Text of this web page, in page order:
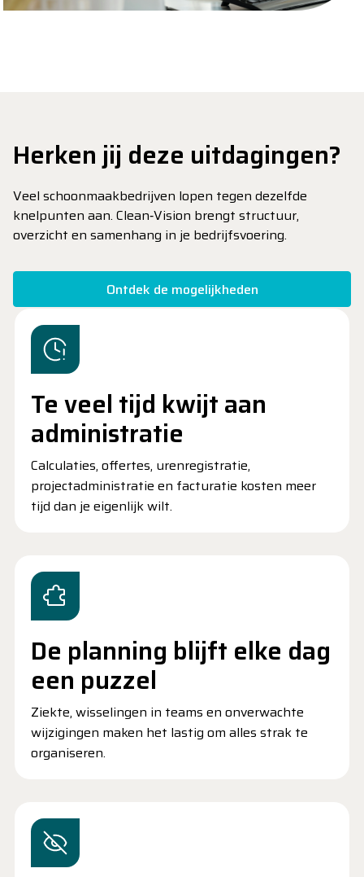
Herken jij deze uitdagingen?
Veel schoonmaakbedrijven lopen tegen dezelfde
knelpunten aan. Clean‑Vision brengt structuur,
overzicht en samenhang in je bedrijfsvoering.
Ontdek de mogelijkheden
Te veel tijd kwijt aan
administratie
Calculaties, offertes, urenregistratie,
projectadministratie en facturatie kosten meer
tijd dan je eigenlijk wilt.
De planning blijft elke dag
een puzzel
Ziekte, wisselingen in teams en onverwachte
wijzigingen maken het lastig om alles strak te
organiseren.